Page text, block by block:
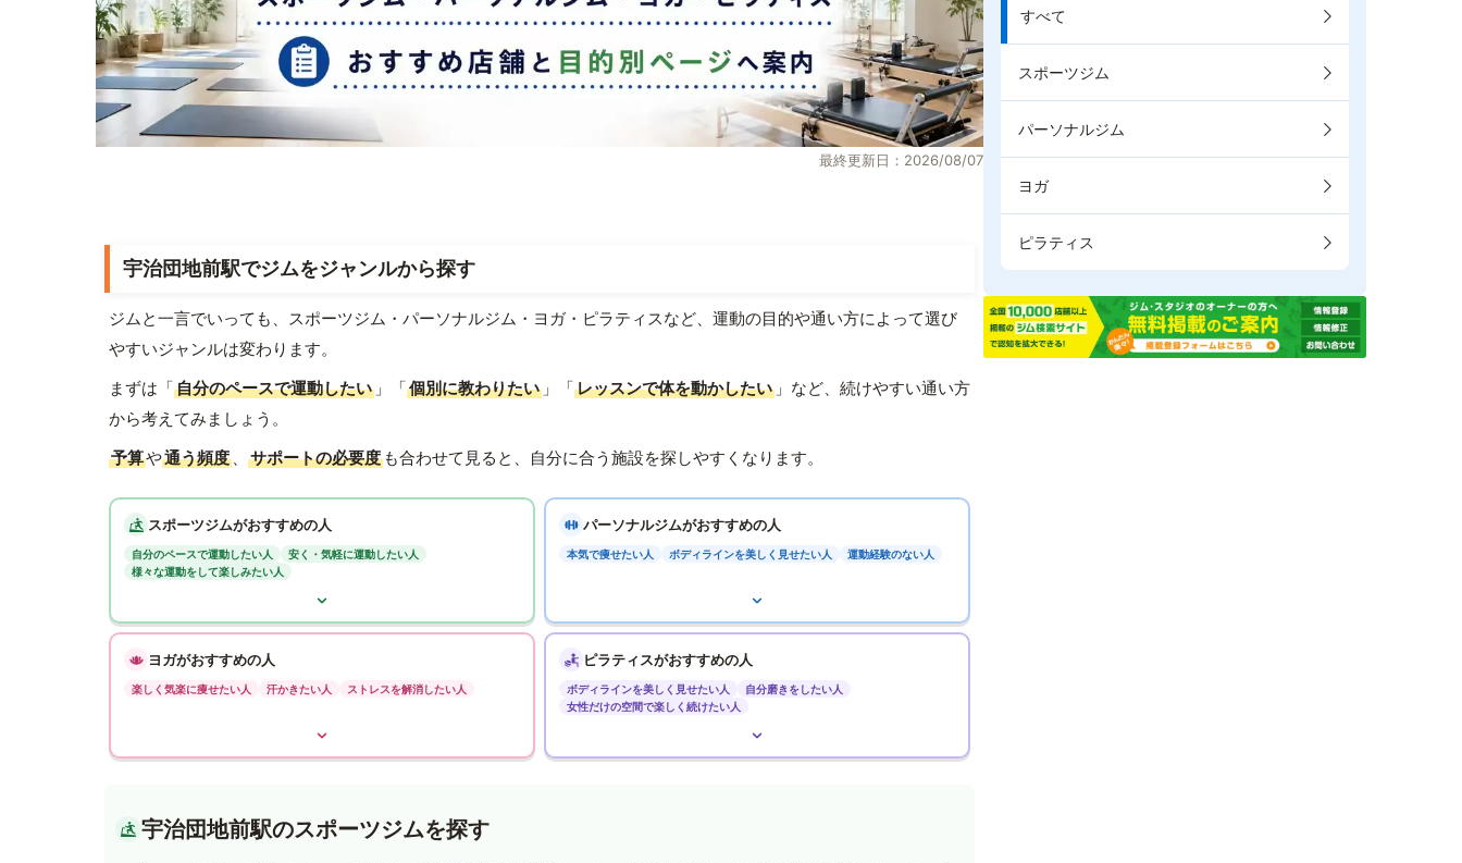
最終更新日：2026/08/07
宇治団地前駅でジムをジャンルから探す
ジムと一言でいっても、スポーツジム・パーソナルジム・ヨガ・ピラティスなど、運動の目的や通い方によって選び
やすいジャンルは変わります。
まずは「自分のペースで運動したい 」「個別に教わりたい 」「レッスンで体を動かしたい 」など、続けやすい通い方
から考えてみましょう。
予算や通う頻度 、 サポートの必要度 も合わせて見ると、自分に合う施設を探しやすくなります。
スポーツジムがおすすめの人
自分のペースで運動したい人
安く・気軽に運動したい人
様々な運動をして楽しみたい人
パーソナルジムがおすすめの人
本気で痩せたい人 ボディラインを美しく見せたい人 運動経験のない人
ヨガがおすすめの人
楽しく気楽に痩せたい人 汗かきたい人 ストレスを解消したい人
ピラティスがおすすめの人
ボディラインを美しく見せたい人
自分磨きをしたい人
女性だけの空間で楽しく続けたい人
宇治団地前駅のスポーツジムを探す
すべて
スポーツジム
パーソナルジム
ヨガ
ピラティス